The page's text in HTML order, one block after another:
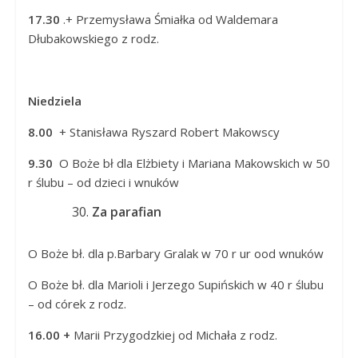
17.30 .+ Przemysława Śmiałka od Waldemara
Dłubakowskiego z rodz.
Niedziela
8.00 + Stanisława Ryszard Robert Makowscy
9.30 O Boże bł dla Elżbiety i Mariana Makowskich w 50
r ślubu – od dzieci i wnuków
Za parafian
O Boże bł. dla p.Barbary Gralak w 70 r ur ood wnuków
O Boże bł. dla Marioli i Jerzego Supińskich w 40 r ślubu
– od córek z rodz.
16.00 + Marii Przygodzkiej od Michała z rodz.